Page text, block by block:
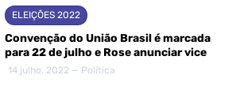
ELEIÇÕES 2022
Convenção do União Brasil é marcada
para 22 de julho e Rose anunciar vice
14 julho, 2022 — Política